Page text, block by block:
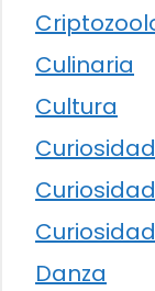
Culinaria
Cultura
Danza